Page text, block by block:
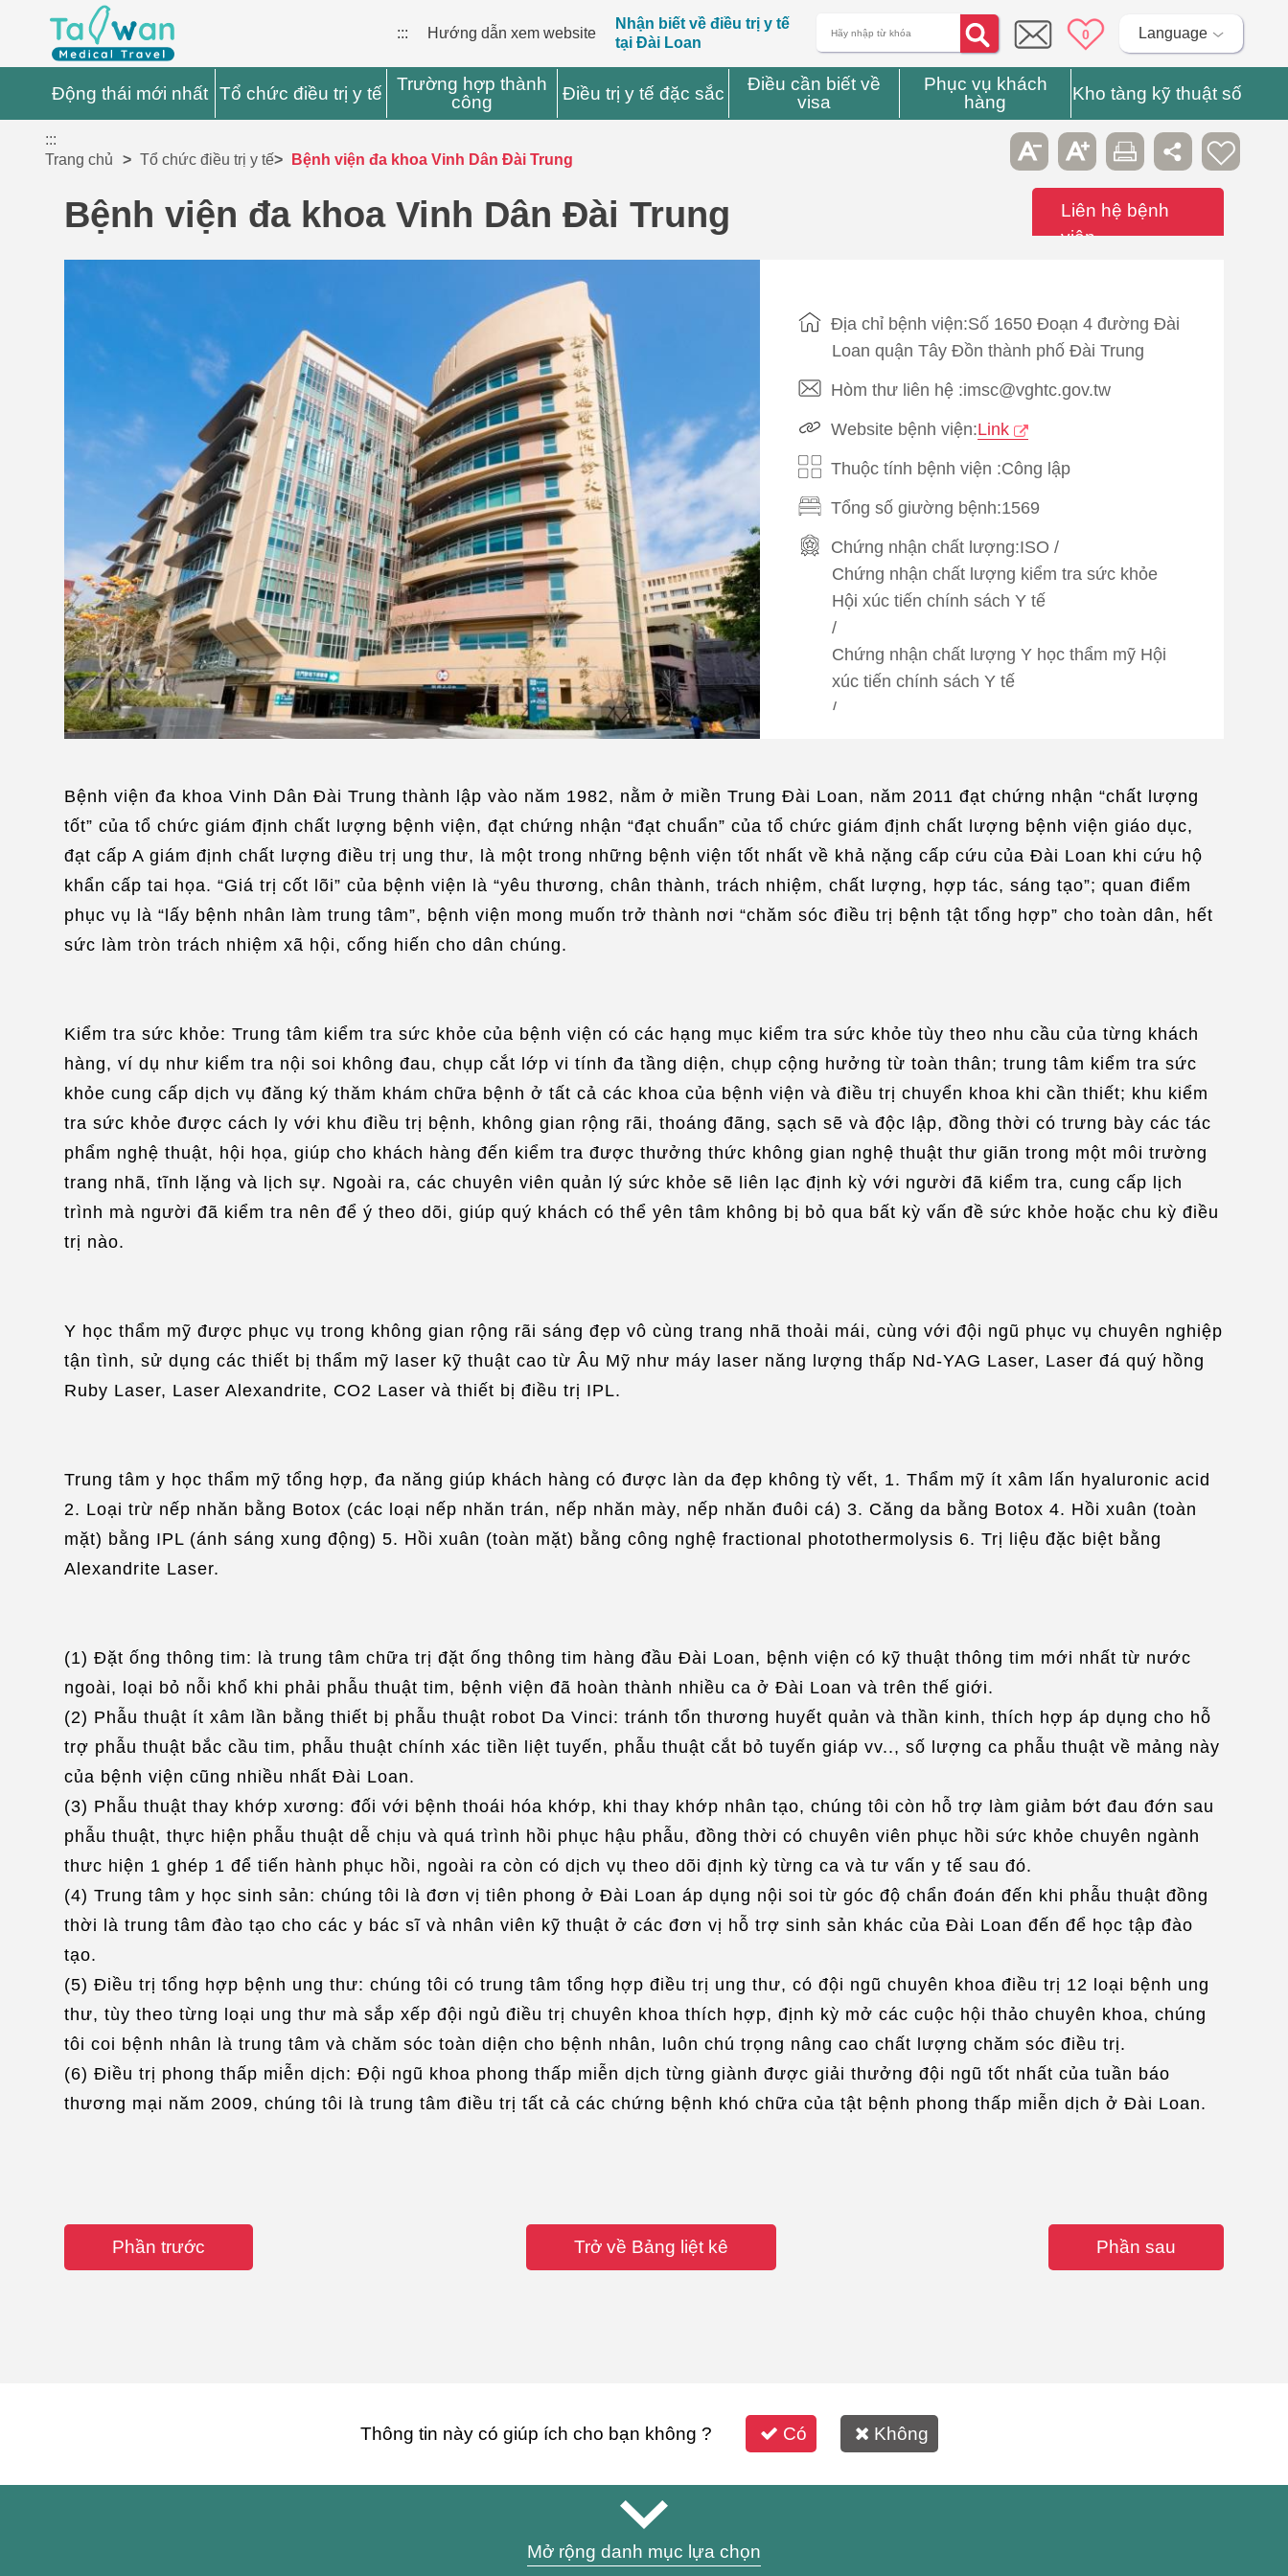
::: Hướng dẫn xem website
Nhận biết về điều trị y tế
tại Đài Loan
0 Language
Động thái mới nhất Tổ chức điều trị y tế
Trường hợp thành
công
Điều trị y tế đặc sắc
Điều cần biết về
visa
Phục vụ khách
hàng
Kho tàng kỹ thuật số
:::
Trang chủ
Tổ chức điều trị y tế Bệnh viện đa khoa Vinh Dân Đài Trung
Bệnh viện đa khoa Vinh Dân Đài Trung
Liên hệ bệnh
viện
Địa chỉ bệnh viện:Số 1650 Đoạn 4 đường Đài
Loan quận Tây Đồn thành phố Đài Trung
Hòm thư liên hệ :imsc@vghtc.gov.tw
Website bệnh viện:Link
Thuộc tính bệnh viện :Công lập
Tổng số giường bệnh:1569
Chứng nhận chất lượng:ISO /
Chứng nhận chất lượng kiểm tra sức khỏe
Hội xúc tiến chính sách Y tế
/
Chứng nhận chất lượng Y học thẩm mỹ Hội
xúc tiến chính sách Y tế
/
Phiên dịch ngôn ngữ：Tiếng Anh
Bệnh viện đa khoa Vinh Dân Đài Trung thành lập vào năm 1982, nằm ở miền Trung Đài Loan, năm 2011 đạt chứng nhận “chất lượng
tốt” của tổ chức giám định chất lượng bệnh viện, đạt chứng nhận “đạt chuẩn” của tổ chức giám định chất lượng bệnh viện giáo dục,
đạt cấp A giám định chất lượng điều trị ung thư, là một trong những bệnh viện tốt nhất về khả nặng cấp cứu của Đài Loan khi cứu hộ
khẩn cấp tai họa. “Giá trị cốt lõi” của bệnh viện là “yêu thương, chân thành, trách nhiệm, chất lượng, hợp tác, sáng tạo”; quan điểm
phục vụ là “lấy bệnh nhân làm trung tâm”, bệnh viện mong muốn trở thành nơi “chăm sóc điều trị bệnh tật tổng hợp” cho toàn dân, hết
sức làm tròn trách nhiệm xã hội, cống hiến cho dân chúng.
Kiểm tra sức khỏe: Trung tâm kiểm tra sức khỏe của bệnh viện có các hạng mục kiểm tra sức khỏe tùy theo nhu cầu của từng khách
hàng, ví dụ như kiểm tra nội soi không đau, chụp cắt lớp vi tính đa tầng diện, chụp cộng hưởng từ toàn thân; trung tâm kiểm tra sức
khỏe cung cấp dịch vụ đăng ký thăm khám chữa bệnh ở tất cả các khoa của bệnh viện và điều trị chuyển khoa khi cần thiết; khu kiểm
tra sức khỏe được cách ly với khu điều trị bệnh, không gian rộng rãi, thoáng đãng, sạch sẽ và độc lập, đồng thời có trưng bày các tác
phẩm nghệ thuật, hội họa, giúp cho khách hàng đến kiểm tra được thưởng thức không gian nghệ thuật thư giãn trong một môi trường
trang nhã, tĩnh lặng và lịch sự. Ngoài ra, các chuyên viên quản lý sức khỏe sẽ liên lạc định kỳ với người đã kiểm tra, cung cấp lịch
trình mà người đã kiểm tra nên để ý theo dõi, giúp quý khách có thể yên tâm không bị bỏ qua bất kỳ vấn đề sức khỏe hoặc chu kỳ điều
trị nào.
Y học thẩm mỹ được phục vụ trong không gian rộng rãi sáng đẹp vô cùng trang nhã thoải mái, cùng với đội ngũ phục vụ chuyên nghiệp
tận tình, sử dụng các thiết bị thẩm mỹ laser kỹ thuật cao từ Âu Mỹ như máy laser năng lượng thấp Nd-YAG Laser, Laser đá quý hồng
Ruby Laser, Laser Alexandrite, CO2 Laser và thiết bị điều trị IPL.
Trung tâm y học thẩm mỹ tổng hợp, đa năng giúp khách hàng có được làn da đẹp không tỳ vết, 1. Thẩm mỹ ít xâm lấn hyaluronic acid
2. Loại trừ nếp nhăn bằng Botox (các loại nếp nhăn trán, nếp nhăn mày, nếp nhăn đuôi cá) 3. Căng da bằng Botox 4. Hồi xuân (toàn
mặt) bằng IPL (ánh sáng xung động) 5. Hồi xuân (toàn mặt) bằng công nghệ fractional photothermolysis 6. Trị liệu đặc biệt bằng
Alexandrite Laser.
(1) Đặt ống thông tim: là trung tâm chữa trị đặt ống thông tim hàng đầu Đài Loan, bệnh viện có kỹ thuật thông tim mới nhất từ nước
ngoài, loại bỏ nỗi khổ khi phải phẫu thuật tim, bệnh viện đã hoàn thành nhiều ca ở Đài Loan và trên thế giới.
(2) Phẫu thuật ít xâm lần bằng thiết bị phẫu thuật robot Da Vinci: tránh tổn thương huyết quản và thần kinh, thích hợp áp dụng cho hỗ
trợ phẫu thuật bắc cầu tim, phẫu thuật chính xác tiền liệt tuyến, phẫu thuật cắt bỏ tuyến giáp vv.., số lượng ca phẫu thuật về mảng này
của bệnh viện cũng nhiều nhất Đài Loan.
(3) Phẫu thuật thay khớp xương: đối với bệnh thoái hóa khớp, khi thay khớp nhân tạo, chúng tôi còn hỗ trợ làm giảm bớt đau đớn sau
phẫu thuật, thực hiện phẫu thuật dễ chịu và quá trình hồi phục hậu phẫu, đồng thời có chuyên viên phục hồi sức khỏe chuyên ngành
thưc hiện 1 ghép 1 để tiến hành phục hồi, ngoài ra còn có dịch vụ theo dõi định kỳ từng ca và tư vấn y tế sau đó.
(4) Trung tâm y học sinh sản: chúng tôi là đơn vị tiên phong ở Đài Loan áp dụng nội soi từ góc độ chẩn đoán đến khi phẫu thuật đồng
thời là trung tâm đào tạo cho các y bác sĩ và nhân viên kỹ thuật ở các đơn vị hỗ trợ sinh sản khác của Đài Loan đến để học tập đào
tạo.
(5) Điều trị tổng hợp bệnh ung thư: chúng tôi có trung tâm tổng hợp điều trị ung thư, có đội ngũ chuyên khoa điều trị 12 loại bệnh ung
thư, tùy theo từng loại ung thư mà sắp xếp đội ngủ điều trị chuyên khoa thích hợp, định kỳ mở các cuộc hội thảo chuyên khoa, chúng
tôi coi bệnh nhân là trung tâm và chăm sóc toàn diện cho bệnh nhân, luôn chú trọng nâng cao chất lượng chăm sóc điều trị.
(6) Điều trị phong thấp miễn dịch: Đội ngũ khoa phong thấp miễn dịch từng giành được giải thưởng đội ngũ tốt nhất của tuần báo
thương mại năm 2009, chúng tôi là trung tâm điều trị tất cả các chứng bệnh khó chữa của tật bệnh phong thấp miễn dịch ở Đài Loan.
Phần trước Trở về Bảng liệt kê Phần sau
Thông tin này có giúp ích cho bạn không ? Có Không
Mở rộng danh mục lựa chọn